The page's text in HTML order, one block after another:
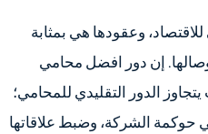
وعقودها هي بمثابة
إن دور افضل محامي
الدور التقليدي للمحامي؛
الشركة، وضبط علاقاتها